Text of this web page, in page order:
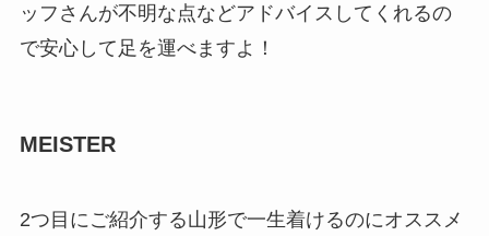
ッフさんが不明な点などアドバイスしてくれるの
で安心して足を運べますよ！
MEISTER
2つ目にご紹介する山形で一生着けるのにオススメ